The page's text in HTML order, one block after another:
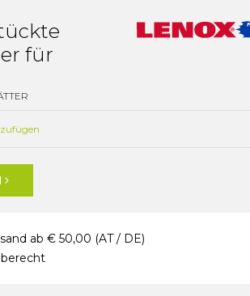
für
ab € 50,00 (AT / DE)